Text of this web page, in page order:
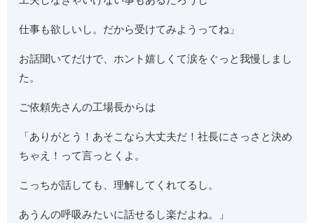
仕事も欲しいし。だから受けてみようってね」
お話聞いてだけで、ホント嬉しくて涙をぐっと我慢しまし
た。
ご依頼先さんの工場長からは
「ありがとう！あそこなら大丈夫だ！社長にさっさと決め
ちゃえ！って言っとくよ。
こっちが話しても、理解してくれてるし。
あうんの呼吸みたいに話せるし楽だよね。」